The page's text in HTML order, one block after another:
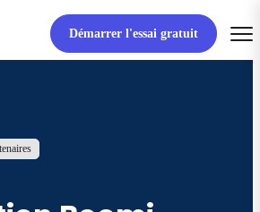
Démarrer l'essai gratuit